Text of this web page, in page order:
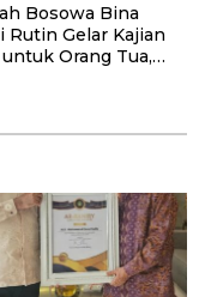
Bosowa Bina
Rutin Gelar Kajian
Orang Tua,